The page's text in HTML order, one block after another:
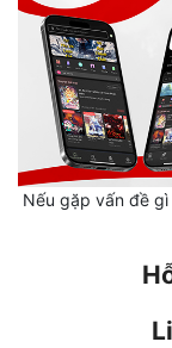
Kiếm Hiệp
Kỳ Huyễn
Linh Dị
Làm Giàu
Nếu gặp vấn đề